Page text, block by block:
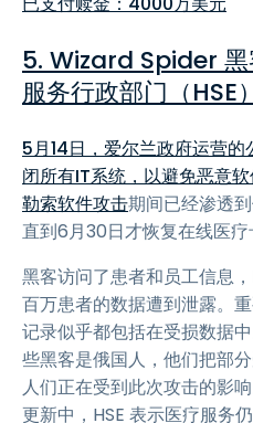
5. Wizard Spider 黑
服务行政部门（HSE
5月14日，爱尔兰政府运营
闭所有IT系统，以避免恶意
勒索软件攻击期间已经渗透
直到6月30日才恢复在线医疗
黑客访问了患者和员工信息
百万患者的数据遭到泄露。
记录似乎都包括在受损数据
些黑客是俄国人，他们把部
人们正在受到此次攻击的影
更新中，HSE 表示医疗服务